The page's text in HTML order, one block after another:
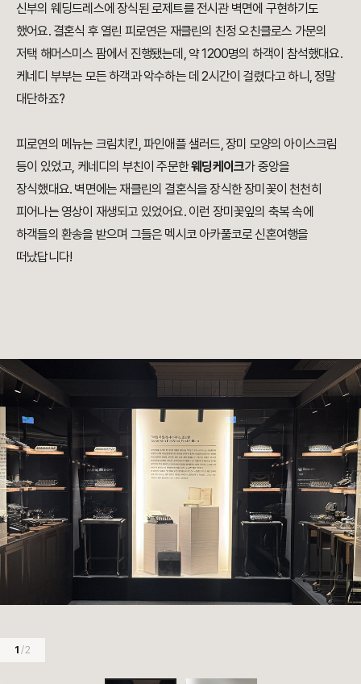
신부의 웨딩드레스에 장식된 로제트를 전시관 벽면에 구현하기도
했어요. 결혼식 후 열린 피로연은 재클린의 친정 오친클로스 가문의
저택 해머스미스 팜에서 진행됐는데, 약 1200명의 하객이 참석했대요.
케네디 부부는 모든 하객과 악수하는 데 2시간이 걸렸다고 하니, 정말
대단하죠?
피로연의 메뉴는 크림치킨, 파인애플 샐러드, 장미 모양의 아이스크림
등이 있었고, 케네디의 부친이 주문한웨딩케이크가 중앙을
장식했대요. 벽면에는 재클린의 결혼식을 장식한 장미꽃이 천천히
피어나는 영상이 재생되고 있었어요. 이런 장미꽃잎의 축복 속에
하객들의 환송을 받으며 그들은 멕시코 아카풀코로 신혼여행을
떠났답니다!
1 / 2